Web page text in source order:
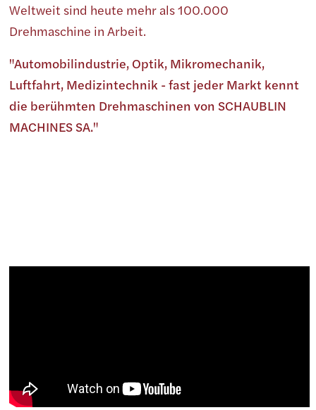
Weltweit sind heute mehr als 100.000
Drehmaschine in Arbeit.
"Automobilindustrie, Optik, Mikromechanik,
Luftfahrt, Medizintechnik - fast jeder Markt kennt
die berühmten Drehmaschinen von SCHAUBLIN
MACHINES SA."